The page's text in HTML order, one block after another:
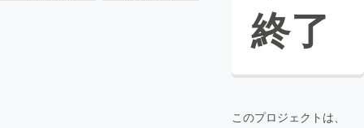
終了
このプロジェクトは、